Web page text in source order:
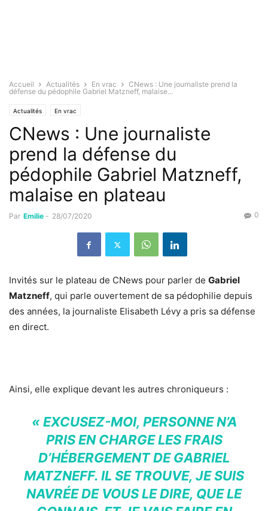
Accueil Actualités En vrac
CNews : Une journaliste prend la
défense du pédophile Gabriel Matzneff, malaise...
Actualités En vrac
CNews : Une journaliste
prend la défense du
pédophile Gabriel Matzneff,
malaise en plateau
Par Emilie - 28/07/2020 0
Invités sur le plateau de CNews pour parler de Gabriel
Matzneff, qui parle ouvertement de sa pédophilie depuis
des années, la journaliste Elisabeth Lévy a pris sa défense
en direct.
Ainsi, elle explique devant les autres chroniqueurs :
« EXCUSEZ-MOI, PERSONNE N’A
PRIS EN CHARGE LES FRAIS
D’HÉBERGEMENT DE GABRIEL
MATZNEFF. IL SE TROUVE, JE SUIS
NAVRÉE DE VOUS LE DIRE, QUE LE